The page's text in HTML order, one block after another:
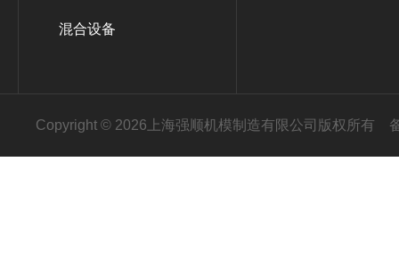
混合设备
Copyright © 2026上海强顺机模制造有限公司版权所有